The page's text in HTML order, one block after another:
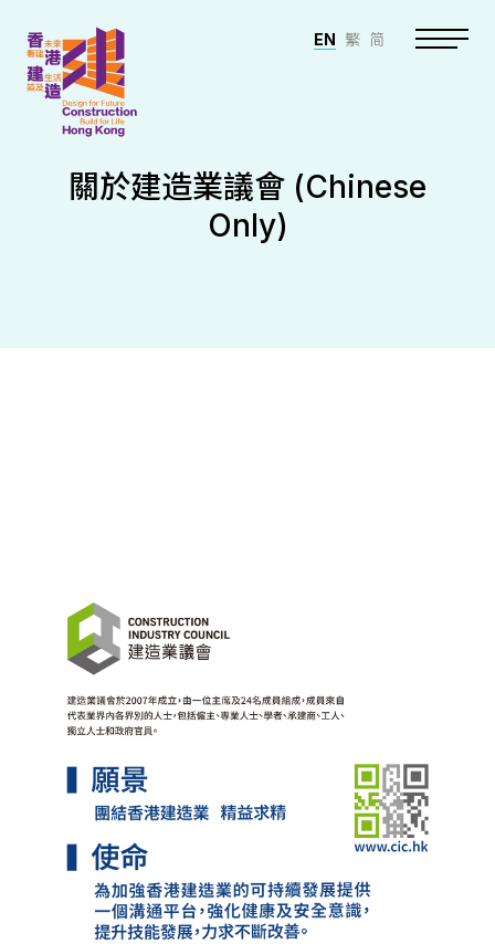
EN 繁 简
關於建造業議會 (Chinese
Only)